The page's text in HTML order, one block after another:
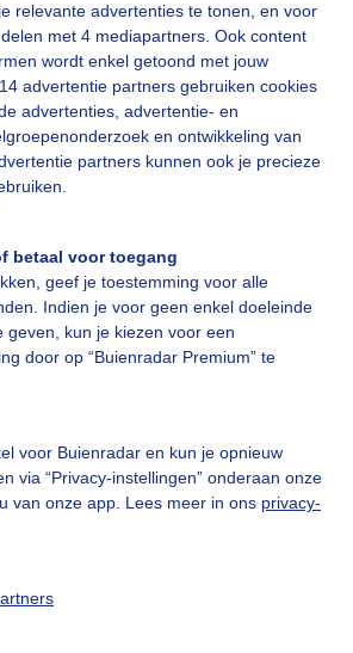
relevante advertenties te tonen, en voor
met 4 mediapartners. Ook content
wordt enkel getoond met jouw
advertentie partners gebruiken cookies
advertenties, advertentie- en
en ontwikkeling van
partners kunnen ook je precieze
betaal voor toegang
geef je toestemming voor alle
Indien je voor geen enkel doeleinde
geven, kun je kiezen voor een
door op “Buienradar Premium” te
voor Buienradar en kun je opnieuw
via “Privacy-instellingen” onderaan onze
van onze app. Lees meer in ons privacy-